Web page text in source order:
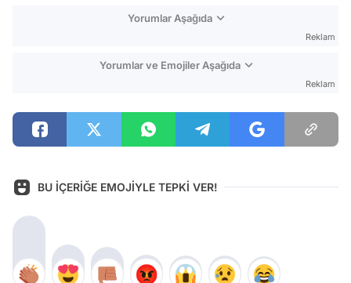
Yorumlar Aşağıda
Reklam
Yorumlar ve Emojiler Aşağıda
Reklam
BU İÇERİĞE EMOJİYLE TEPKİ VER!